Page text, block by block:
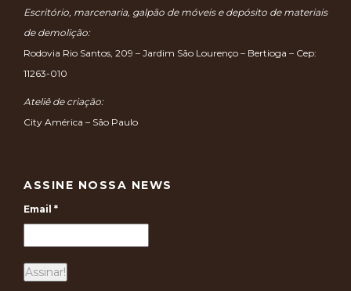
Escritório, marcenaria, galpão de móveis e depósito de materiais
de demolição:
Rodovia Rio Santos, 209 – Jardim São Lourenço – Bertioga – Cep:
11263-010
Ateliê de criação:
City América – São Paulo
ASSINE NOSSA NEWS
Email *